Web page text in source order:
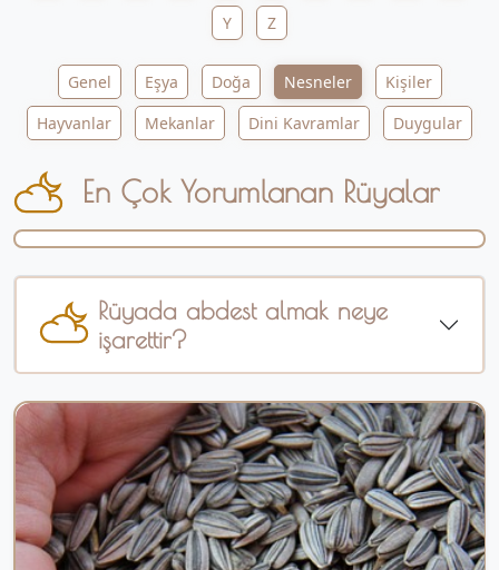
Y
Z
Genel Eşya Doğa Nesneler
Kişiler
Hayvanlar
Mekanlar Dini Kavramlar Duygular
En Çok Yorumlanan Rüyalar
Rüyada abdest almak neye
işarettir?